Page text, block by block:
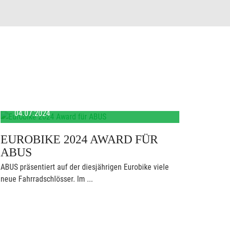
04.07.2024
EUROBIKE 2024 AWARD FÜR
ABUS
ABUS präsentiert auf der diesjährigen Eurobike viele
neue Fahrradschlösser. Im ...